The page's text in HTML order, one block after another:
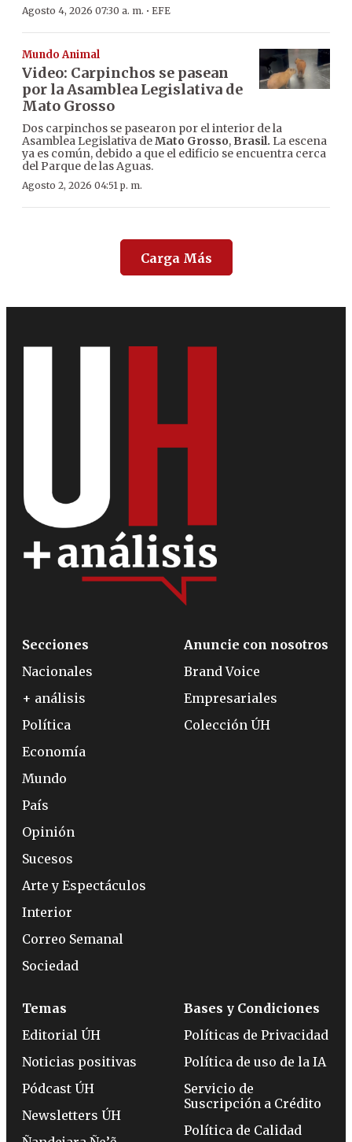
Agosto 4, 2026 07:30 a. m. · EFE
Mundo Animal
Video: Carpinchos se pasean
por la Asamblea Legislativa de
Mato Grosso
Dos carpinchos se pasearon por el interior de la
Asamblea Legislativa deMato Grosso, Brasil. La escena
ya es común, debido a que el edificio se encuentra cerca
del Parque de las Aguas.
Agosto 2, 2026 04:51 p. m.
Carga Más
Secciones
Nacionales
+ análisis
Política
Economía
Mundo
País
Opinión
Sucesos
Arte y Espectáculos
Interior
Correo Semanal
Sociedad
Anuncie con nosotros
Brand Voice
Empresariales
Colección ÚH
Temas
Editorial ÚH
Noticias positivas
Pódcast ÚH
Newsletters ÚH
Bases y Condiciones
Políticas de Privacidad
Política de uso de la IA
Servicio de
Suscripción a Crédito
Política de Calidad